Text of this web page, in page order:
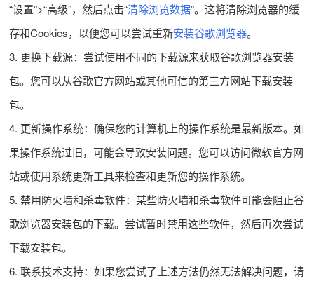
“设置”>“高级”，然后点击“清除浏览数据”。这将清除浏览器的缓
存和Cookies，以便您可以尝试重新安装谷歌浏览器。
3. 更换下载源：尝试使用不同的下载源来获取谷歌浏览器安装
包。您可以从谷歌官方网站或其他可信的第三方网站下载安装
包。
4. 更新操作系统：确保您的计算机上的操作系统是最新版本。如
果操作系统过旧，可能会导致安装问题。您可以访问微软官方网
站或使用系统更新工具来检查和更新您的操作系统。
5. 禁用防火墙和杀毒软件：某些防火墙和杀毒软件可能会阻止谷
歌浏览器安装包的下载。尝试暂时禁用这些软件，然后再次尝试
下载安装包。
6. 联系技术支持：如果您尝试了上述方法仍然无法解决问题，请